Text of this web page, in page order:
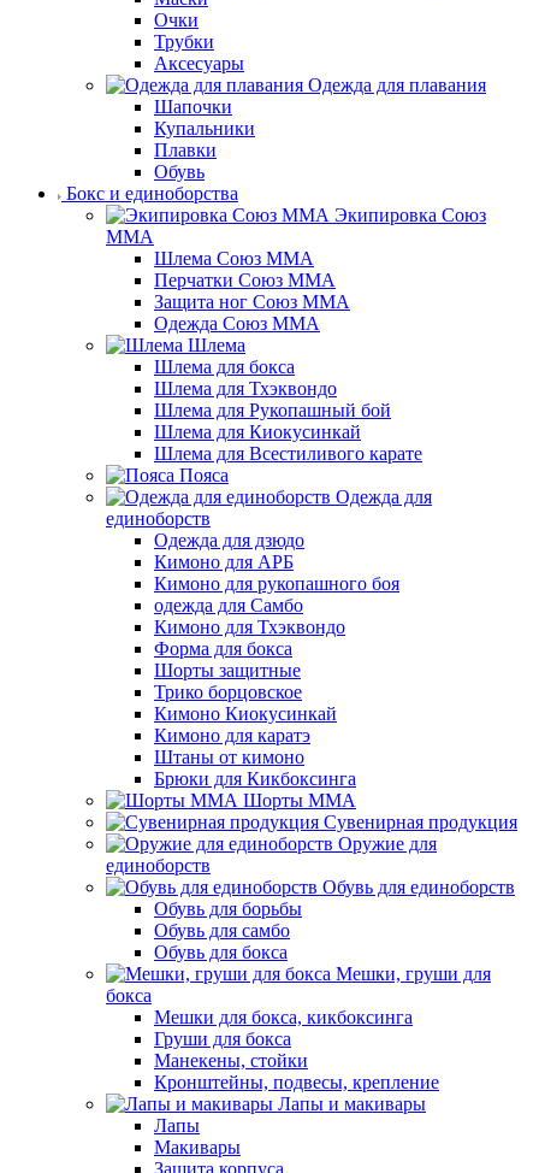
Очки
Трубки
Аксесуары
Одежда для плавания
Шапочки
Купальники
Плавки
Обувь
Бокс и единоборства
Экипировка Союз
ММА
Шлема Союз ММА
Перчатки Союз ММА
Защита ног Союз ММА
Одежда Союз ММА
Шлема
Шлема для бокса
Шлема для Тхэквондо
Шлема для Рукопашный бой
Шлема для Киокусинкай
Шлема для Всестиливого карате
Пояса
Одежда для
единоборств
Одежда для дзюдо
Кимоно для АРБ
Кимоно для рукопашного боя
одежда для Самбо
Кимоно для Тхэквондо
Форма для бокса
Шорты защитные
Трико борцовское
Кимоно Киокусинкай
Кимоно для каратэ
Штаны от кимоно
Брюки для Кикбоксинга
Шорты ММА
Сувенирная продукция
Оружие для
единоборств
Обувь для единоборств
Обувь для борьбы
Обувь для самбо
Обувь для бокса
Мешки, груши для
бокса
Мешки для бокса, кикбоксинга
Груши для бокса
Манекены, стойки
Кронштейны, подвесы, крепление
Лапы и макивары
Лапы
Макивары
Защита корпуса